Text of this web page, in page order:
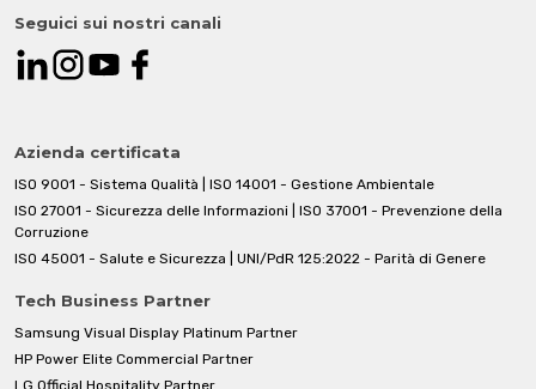
Azienda certificata
ISO 9001 - Sistema Qualità | ISO 14001 - Gestione Ambientale
ISO 27001 - Sicurezza delle Informazioni | ISO 37001 - Prevenzione della
Corruzione
ISO 45001 - Salute e Sicurezza | UNI/PdR 125:2022 - Parità di Genere
Tech Business Partner
Samsung Visual Display Platinum Partner
HP Power Elite Commercial Partner
LG Official Hospitality Partner
Seguici sui nostri canali